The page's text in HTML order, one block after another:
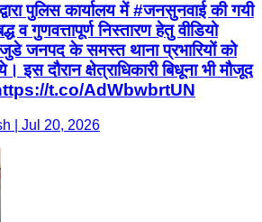
पुलिस कार्यालय में #जनसुनवाई की गयी
गुणवत्तापूर्ण निस्तारण हेतु वीडियो
जनपद के समस्त थाना प्रभारियों को
इस दौरान क्षेत्राधिकारी बिधूना भी मौजूद
t.co/AdWbwbrtUN
| Jul 20, 2026